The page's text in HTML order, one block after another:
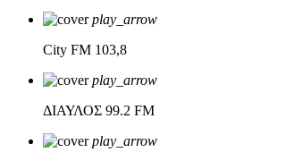
play_arrow
City FM 103,8
play_arrow
ΔΙΑΥΛΟΣ 99.2 FM
play_arrow